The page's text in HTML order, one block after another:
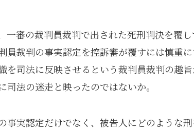
一審の裁判員裁判で出された死刑判決を覆
員裁判の事実認定を控訴審が覆すには慎重
を司法に反映させるという裁判員裁判の趣
法の迷走と映ったのではないか。
事実認定だけでなく、被告人にどのような